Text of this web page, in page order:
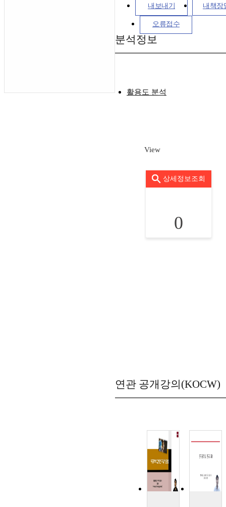
내보내기 내책장
오류접수
분석정보
활용도 분석
View
상세정보조회
0
연관 공개강의(KOCW)